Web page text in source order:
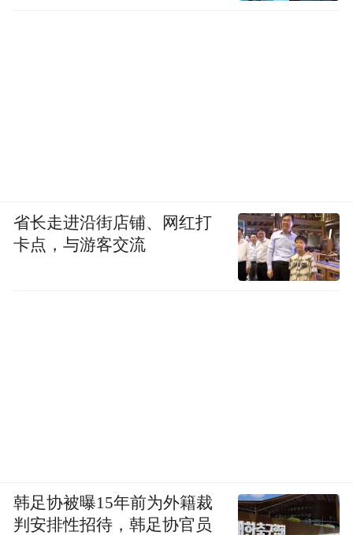
省长走进沿街店铺、网红打
卡点，与游客交流
韩足协被曝15年前为外籍裁
判安排性招待，韩足协官员